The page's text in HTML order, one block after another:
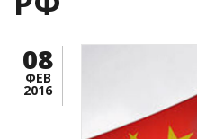
08
ФЕВ
2016